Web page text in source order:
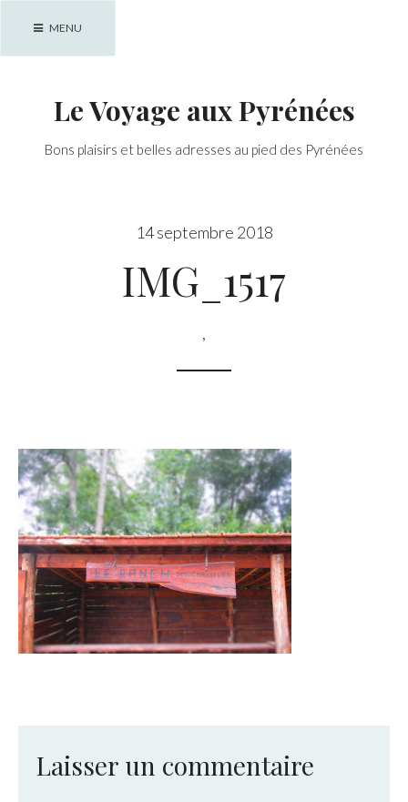
MENU
Le Voyage aux Pyrénées
Bons plaisirs et belles adresses au pied des Pyrénées
14 septembre 2018
IMG_1517
,
Laisser un commentaire